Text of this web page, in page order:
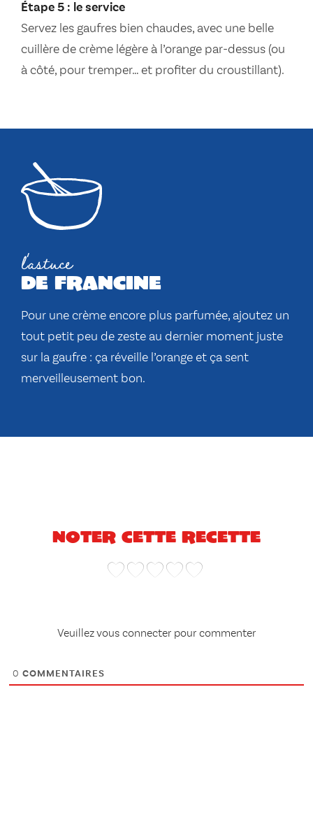
Étape 5 : le service
Servez les gaufres bien chaudes, avec une belle
cuillère de crème légère à l’orange par-dessus (ou
à côté, pour tremper… et profiter du croustillant).
l'astuce
de francine
Pour une crème encore plus parfumée, ajoutez un
tout petit peu de zeste au dernier moment juste
sur la gaufre : ça réveille l’orange et ça sent
merveilleusement bon.
Noter cette recette
Veuillez vous connecter pour commenter
0 COMMENTAIRES